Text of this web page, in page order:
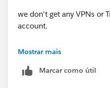
we don't get any VPNs or
account.
Mostrar mais
Marcar como útil